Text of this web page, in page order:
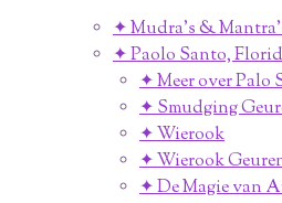
✦ Mudra's &
✦ Paolo Santo,
✦ Meer over Palo
✦ Smudging
✦ Wierook
✦ Wierook
✦ De Magie van